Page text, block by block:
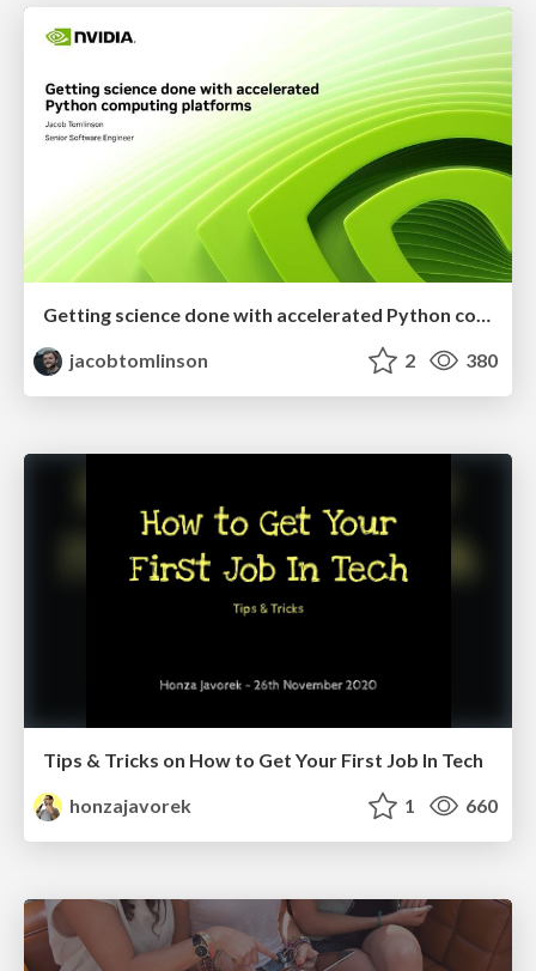
Getting science done with accelerated Python computing platforms
jacobtomlinson
2 380
Tips & Tricks on How to Get Your First Job In Tech
honzajavorek
1 660